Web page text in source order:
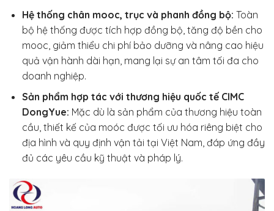
Hệ thống chân mooc, trục và phanh đồng bộ: Toàn
bộ hệ thống được tích hợp đồng bộ, tăng độ bền cho
mooc, giảm thiểu chi phí bảo dưỡng và nâng cao hiệu
quả vận hành dài hạn, mang lại sự an tâm tối đa cho
doanh nghiệp.
Sản phẩm hợp tác với thương hiệu quốc tế CIMC
DongYue: Mặc dù là sản phẩm của thương hiệu toàn
cầu, thiết kế của moóc được tối ưu hóa riêng biệt cho
địa hình và quy định vận tải tại Việt Nam, đáp ứng đầy
đủ các yêu cầu kỹ thuật và pháp lý.